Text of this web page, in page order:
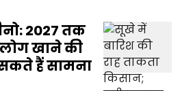
2027 तक
लोग खाने की
हैं सामना